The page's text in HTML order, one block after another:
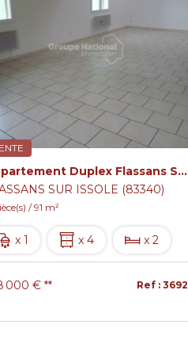
Appartement Duplex Flassans Sur Issole 4 pièce(s) 91 m2
SUR ISSOLE (83340)
/ 91 m²
x 1 x 4 x 2
000 € ** Ref : 3692